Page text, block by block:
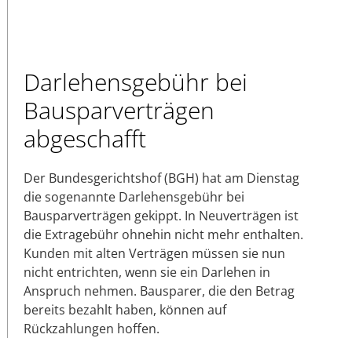
Darlehensgebühr bei
Bausparverträgen
abgeschafft
Der Bundesgerichtshof (BGH) hat am Dienstag
die sogenannte Darlehensgebühr bei
Bausparverträgen gekippt. In Neuverträgen ist
die Extragebühr ohnehin nicht mehr enthalten.
Kunden mit alten Verträgen müssen sie nun
nicht entrichten, wenn sie ein Darlehen in
Anspruch nehmen. Bausparer, die den Betrag
bereits bezahlt haben, können auf
Rückzahlungen hoffen.